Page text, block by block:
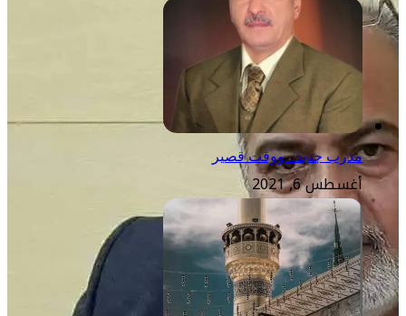
مدرب جديد.. ووقت قصير
أغسطس 6, 2021